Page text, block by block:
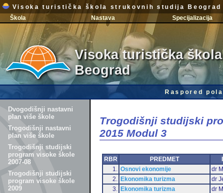
Visoka turistička škola strukovnih studija Beograd
Škola
Nastava Specijalizacija
Visoka turistička
Beograd
Raspored
Dvogodišnji nastavni
plan više škole
Trogodišnji nastavni
plan više škole
Trogodišnji studijski
program visoke škole
2007-08
Trogodišnji studijski
program visoke škole
2009
Trogodišnji studijski
2015 Modul 3
RBR PREDMET
1.
Osnovi ekonomije
dr
2.
Ekonomika turizma
dr
3.
Ekonomika turizma dr